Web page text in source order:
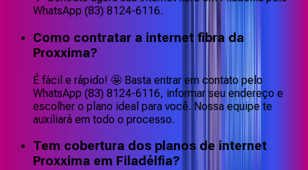
WhatsApp (83) 8124-6116.
Como contratar a internet fibra da
Proxxima?
É fácil e rápido! 🤩 Basta entrar em contato pelo
WhatsApp (83) 8124-6116, informar seu endereço e
escolher o plano ideal para você. Nossa equipe te
auxiliará em todo o processo.
Tem cobertura dos planos de internet
Proxxima em Filadélfia?